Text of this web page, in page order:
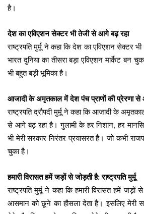
है।
देश का एविएशन सेक्टर भी तेजी से आगे बढ़ रहा
राष्ट्रपति मुर्मू ने कहा कि देश का एविएशन सेक्टर
भारत दुनिया का तीसरा बड़ा एविएशन मार्केट बन
भी बहुत बड़ी भूमिका है।
आजादी के अमृतकाल में देश पंच प्राणों की प्रेरणा से
राष्ट्रपति द्रौपदी मुर्मू ने कहा कि आजादी के
से आगे बढ़ रहा है। गुलामी के हर निशान, हर
भी मेरी सरकार निरंतर प्रयासरत है। जो कभी
चुका है।
हमारी विरासत हमें जड़ों से जोड़ती है: राष्ट्रपति मुर्मू
राष्ट्रपति मुर्मू ने कहा कि हमारी विरासत हमें जड़ों
आसमान को छूने का हौसला देता है। इसलिए मेरी